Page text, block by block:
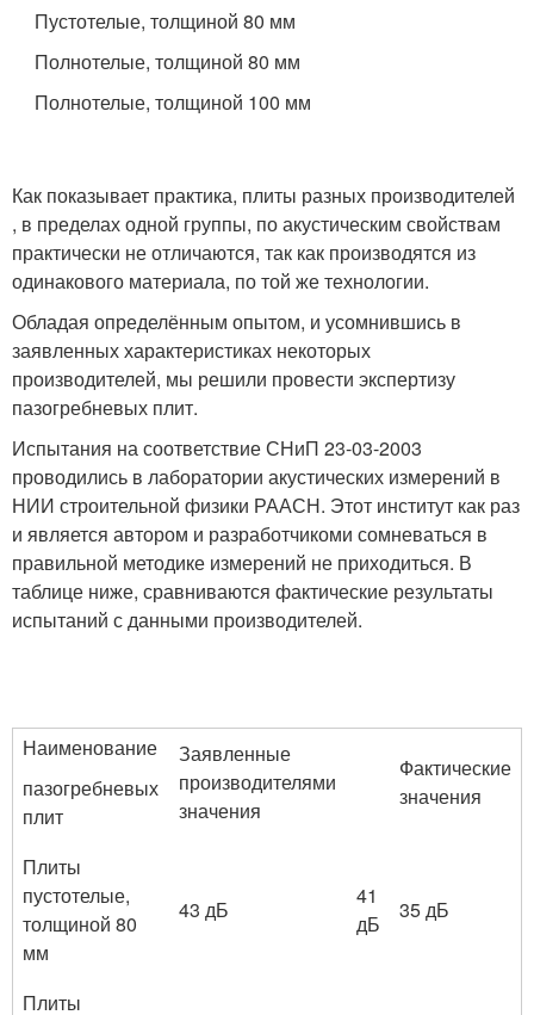
Пустотелые, толщиной 80 мм
Полнотелые, толщиной 80 мм
Полнотелые, толщиной 100 мм
Как показывает практика, плиты разных производителей
, в пределах одной группы, по акустическим свойствам
практически не отличаются, так как производятся из
одинакового материала, по той же технологии.
Обладая определённым опытом, и усомнившись в
заявленных характеристиках некоторых
производителей, мы решили провести экспертизу
пазогребневых плит.
Испытания на соответствие СНиП 23-03-2003
проводились в лаборатории акустических измерений в
НИИ строительной физики РААСН. Этот институт как раз
и является автором и разработчикоми сомневаться в
правильной методике измерений не приходиться. В
таблице ниже, сравниваются фактические результаты
испытаний с данными производителей.
Наименование
пазогребневых
плит
Заявленные
производителями
значения
Фактические
значения
Плиты
пустотелые,
толщиной 80
мм
43 дБ
41
дБ
35 дБ
Плиты